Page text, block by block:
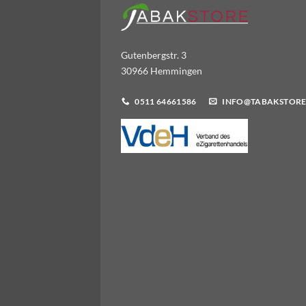
Gutenbergstr. 3
30966 Hemmingen
0511 64661586